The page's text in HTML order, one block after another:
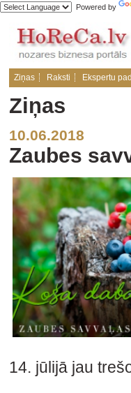
Powered by
Ziņas Raksti Ekspertu
Ziņas
10.06.2018
Zaubes
14. jūlijā jau